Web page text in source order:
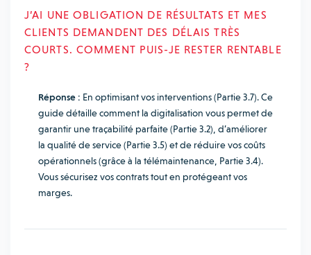
J’AI UNE OBLIGATION DE RÉSULTATS ET MES
CLIENTS DEMANDENT DES DÉLAIS TRÈS
COURTS. COMMENT PUIS-JE RESTER RENTABLE
?
Réponse : En optimisant vos interventions (Partie 3.7). Ce
guide détaille comment la digitalisation vous permet de
garantir une traçabilité parfaite (Partie 3.2), d’améliorer
la qualité de service (Partie 3.5) et de réduire vos coûts
opérationnels (grâce à la télémaintenance, Partie 3.4).
Vous sécurisez vos contrats tout en protégeant vos
marges.